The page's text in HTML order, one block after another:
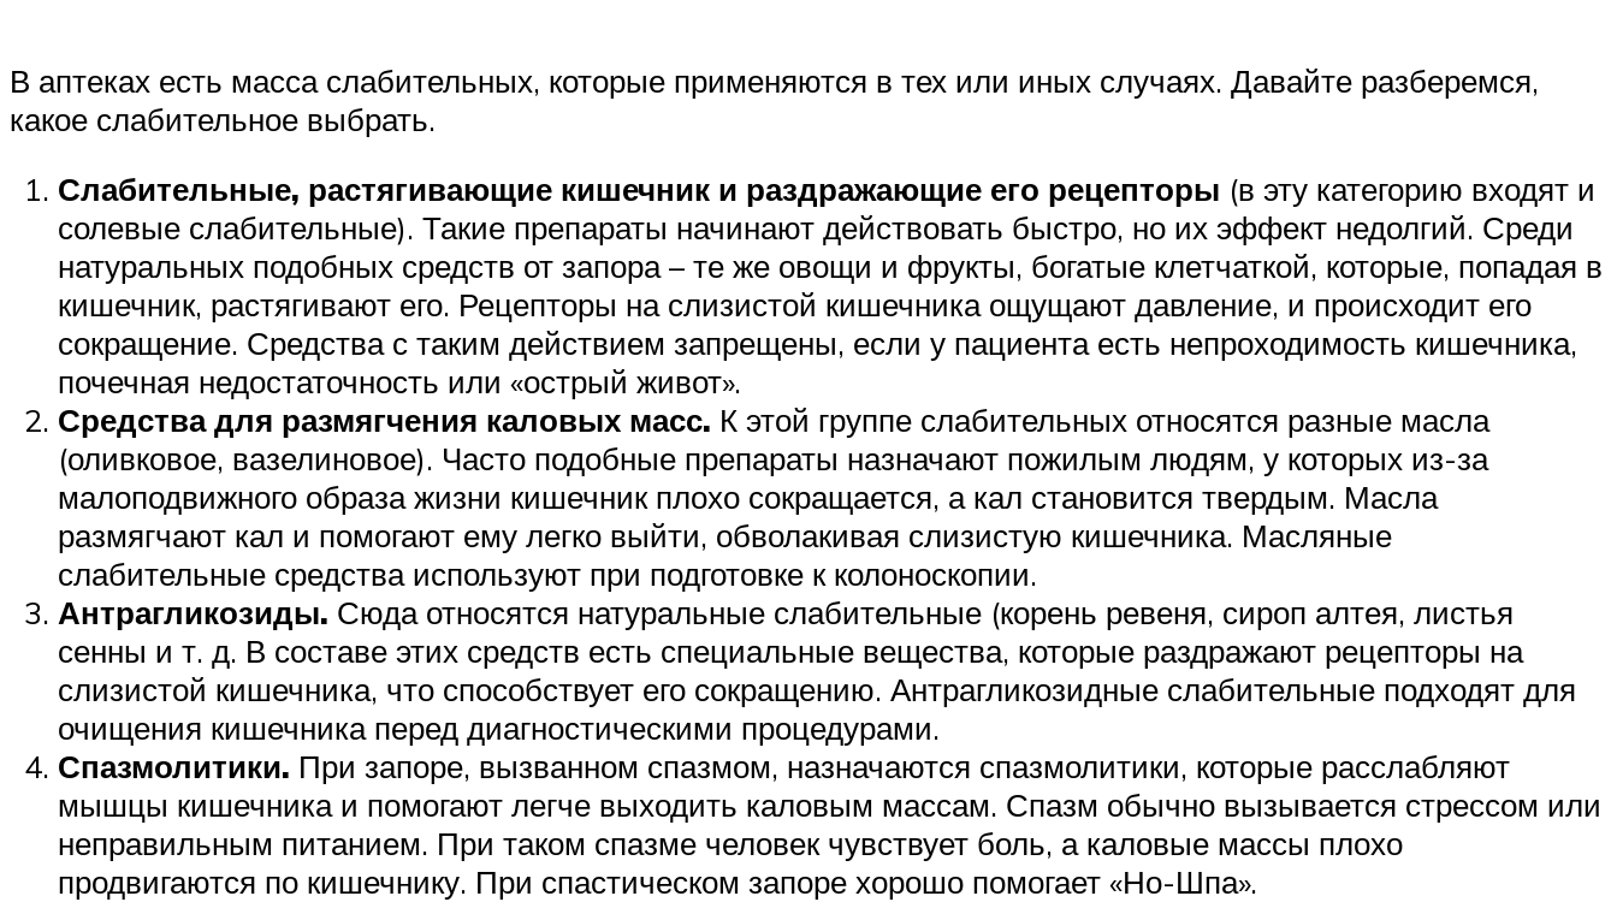
В аптеках есть масса слабительных, которые применяются в тех или иных случаях. Давайте разберемся,
какое слабительное выбрать.
Слабительные, растягивающие кишечник и раздражающие его рецепторы (в эту категорию входят и
солевые слабительные). Такие препараты начинают действовать быстро, но их эффект недолгий. Среди
натуральных подобных средств от запора – те же овощи и фрукты, богатые клетчаткой, которые, попадая в
кишечник, растягивают его. Рецепторы на слизистой кишечника ощущают давление, и происходит его
сокращение. Средства с таким действием запрещены, если у пациента есть непроходимость кишечника,
почечная недостаточность или «острый живот».
Средства для размягчения каловых масс. К этой группе слабительных относятся разные масла
(оливковое, вазелиновое). Часто подобные препараты назначают пожилым людям, у которых из-за
малоподвижного образа жизни кишечник плохо сокращается, а кал становится твердым. Масла
размягчают кал и помогают ему легко выйти, обволакивая слизистую кишечника. Масляные
слабительные средства используют при подготовке к колоноскопии.
Антрагликозиды. Сюда относятся натуральные слабительные (корень ревеня, сироп алтея, листья
сенны и т. д. В составе этих средств есть специальные вещества, которые раздражают рецепторы на
слизистой кишечника, что способствует его сокращению. Антрагликозидные слабительные подходят для
очищения кишечника перед диагностическими процедурами.
Спазмолитики. При запоре, вызванном спазмом, назначаются спазмолитики, которые расслабляют
мышцы кишечника и помогают легче выходить каловым массам. Спазм обычно вызывается стрессом или
неправильным питанием. При таком спазме человек чувствует боль, а каловые массы плохо
продвигаются по кишечнику. При спастическом запоре хорошо помогает «Но-Шпа».